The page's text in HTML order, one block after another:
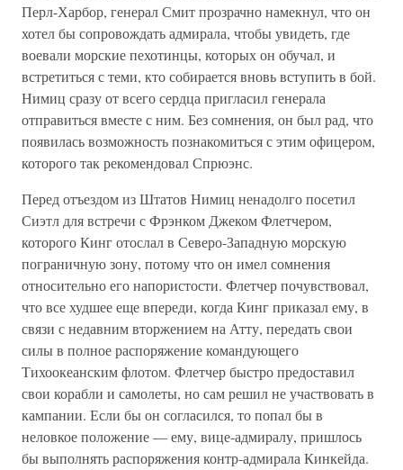
Перл-Харбор, генерал Смит прозрачно намекнул, что он
хотел бы сопровождать адмирала, чтобы увидеть, где
воевали морские пехотинцы, которых он обучал, и
встретиться с теми, кто собирается вновь вступить в бой.
Нимиц сразу от всего сердца пригласил генерала
отправиться вместе с ним. Без сомнения, он был рад, что
появилась возможность познакомиться с этим офицером,
которого так рекомендовал Спрюэнс.
Перед отъездом из Штатов Нимиц ненадолго посетил
Сиэтл для встречи с Фрэнком Джеком Флетчером,
которого Кинг отослал в Северо-Западную морскую
пограничную зону, потому что он имел сомнения
относительно его напористости. Флетчер почувствовал,
что все худшее еще впереди, когда Кинг приказал ему, в
связи с недавним вторжением на Атту, передать свои
силы в полное распоряжение командующего
Тихоокеанским флотом. Флетчер быстро предоставил
свои корабли и самолеты, но сам решил не участвовать в
кампании. Если бы он согласился, то попал бы в
неловкое положение — ему, вице-адмиралу, пришлось
бы выполнять распоряжения контр-адмирала Кинкейда.